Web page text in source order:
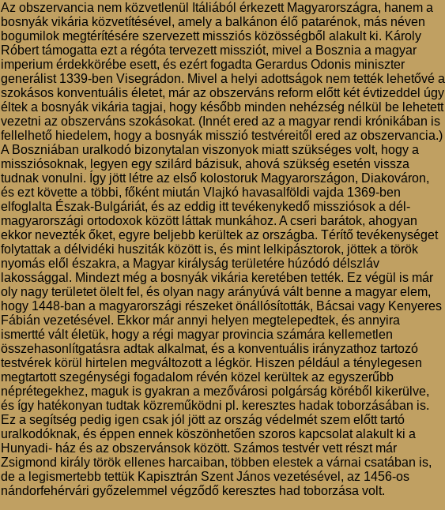
Az obszervancia nem közvetlenül Itáliából érkezett Magyarországra, hanem a
bosnyák vikária közvetítésével, amely a balkánon élő patarénok, más néven
bogumilok megtérítésére szervezett missziós közösségből alakult ki. Károly
Róbert támogatta ezt a régóta tervezett missziót, mivel a Bosznia a magyar
imperium érdekkörébe esett, és ezért fogadta Gerardus Odonis miniszter
generálist 1339-ben Visegrádon. Mivel a helyi adottságok nem tették lehetővé a
szokásos konventuális életet, már az obszerváns reform előtt két évtizeddel úgy
éltek a bosnyák vikária tagjai, hogy később minden nehézség nélkül be lehetett
vezetni az obszerváns szokásokat. (Innét ered az a magyar rendi krónikában is
fellelhető hiedelem, hogy a bosnyák misszió testvéreitől ered az obszervancia.)
A Boszniában uralkodó bizonytalan viszonyok miatt szükséges volt, hogy a
missziósoknak, legyen egy szilárd bázisuk, ahová szükség esetén vissza
tudnak vonulni. Így jött létre az első kolostoruk Magyarországon, Diakováron,
és ezt követte a többi, főként miután Vlajkó havasalföldi vajda 1369-ben
elfoglalta Észak-Bulgáriát, és az eddig itt tevékenykedő missziósok a dél-
magyarországi ortodoxok között láttak munkához. A cseri barátok, ahogyan
ekkor nevezték őket, egyre beljebb kerültek az országba. Térítő tevékenységet
folytattak a délvidéki husziták között is, és mint lelkipásztorok, jöttek a török
nyomás elől északra, a Magyar királyság területére húzódó délszláv
lakossággal. Mindezt még a bosnyák vikária keretében tették. Ez végül is már
oly nagy területet ölelt fel, és olyan nagy arányúvá vált benne a magyar elem,
hogy 1448-ban a magyarországi részeket önállósították, Bácsai vagy Kenyeres
Fábián vezetésével. Ekkor már annyi helyen megtelepedtek, és annyira
ismertté vált életük, hogy a régi magyar provincia számára kellemetlen
összehasonlítgatásra adtak alkalmat, és a konventuális irányzathoz tartozó
testvérek körül hirtelen megváltozott a légkör. Hiszen például a ténylegesen
megtartott szegénységi fogadalom révén közel kerültek az egyszerűbb
néprétegekhez, maguk is gyakran a mezővárosi polgárság köréből kikerülve,
és így hatékonyan tudtak közreműködni pl. keresztes hadak toborzásában is.
Ez a segítség pedig igen csak jól jött az ország védelmét szem előtt tartó
uralkodóknak, és éppen ennek köszönhetően szoros kapcsolat alakult ki a
Hunyadi- ház és az obszervánsok között. Számos testvér vett részt már
Zsigmond király török ellenes harcaiban, többen elestek a várnai csatában is,
de a legismertebb tettük Kapisztrán Szent János vezetésével, az 1456-os
nándorfehérvári győzelemmel végződő keresztes had toborzása volt.